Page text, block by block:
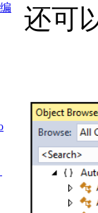
还可